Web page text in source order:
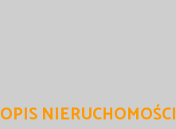
OPIS NIERUCHOMOŚCI